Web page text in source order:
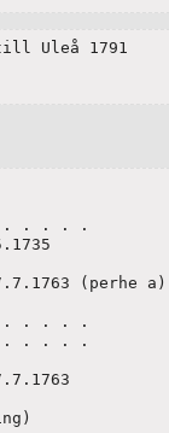
till Uleå 1791
. . . .
(perhe a)
. . . .
. . . .